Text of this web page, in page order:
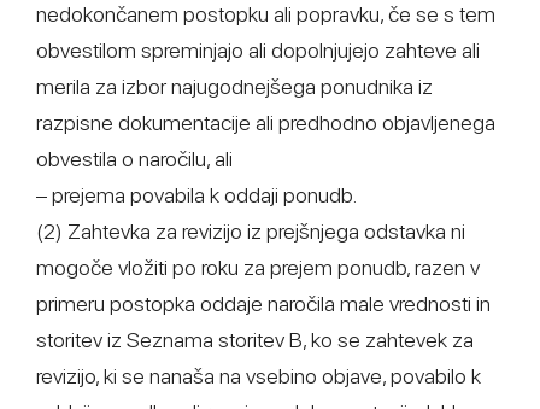
nedokončanem postopku ali popravku, če se s tem
obvestilom spreminjajo ali dopolnjujejo zahteve ali
merila za izbor najugodnejšega ponudnika iz
razpisne dokumentacije ali predhodno objavljenega
obvestila o naročilu, ali
– prejema povabila k oddaji ponudb.
(2) Zahtevka za revizijo iz prejšnjega odstavka ni
mogoče vložiti po roku za prejem ponudb, razen v
primeru postopka oddaje naročila male vrednosti in
storitev iz Seznama storitev B, ko se zahtevek za
revizijo, ki se nanaša na vsebino objave, povabilo k